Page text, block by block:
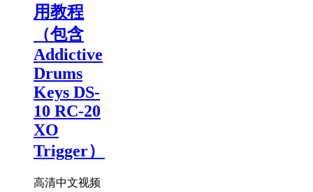
用教程
（包含
Addictive
Drums
Keys DS-
10 RC-20
XO
Trigger）
高清中文视频